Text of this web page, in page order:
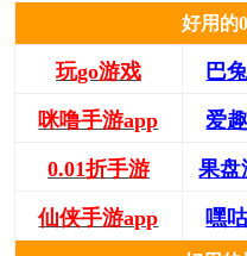
好用的
玩go游戏 巴
咪噜手游app 爱
0.01折手游 果盘
仙侠手游app 嘿